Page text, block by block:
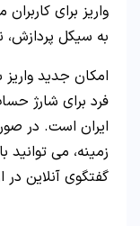
واریز برای
به سیکل
امکان جدید
فرد برای شارژ
ایران است. در
زمینه، می توانید
گفتگوی آنلاین در